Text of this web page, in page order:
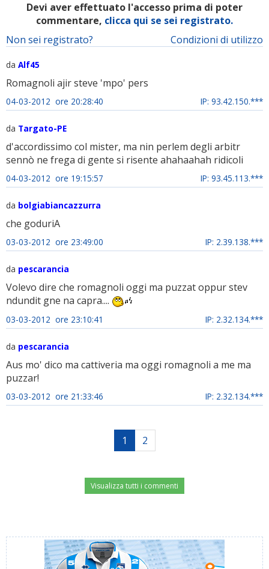
Devi aver effettuato l'accesso prima di poter
commentare, clicca qui se sei registrato.
Condizioni di utilizzo
Non sei registrato?
da Alf45
Romagnoli ajir steve 'mpo' pers
04-03-2012 ore 20:28:40 IP: 93.42.150.***
da Targato-PE
d'accordissimo col mister, ma nin perlem degli arbitr
sennò ne frega di gente si risente ahahaahah ridicoli
04-03-2012 ore 19:15:57 IP: 93.45.113.***
da bolgiabiancazzurra
che goduriA
03-03-2012 ore 23:49:00 IP: 2.39.138.***
da pescarancia
Volevo dire che romagnoli oggi ma puzzat oppur stev
ndundit gne na capra....
03-03-2012 ore 23:10:41 IP: 2.32.134.***
da pescarancia
Aus mo' dico ma cattiveria ma oggi romagnoli a me ma
puzzar!
03-03-2012 ore 21:33:46 IP: 2.32.134.***
1 2
Visualizza tutti i commenti